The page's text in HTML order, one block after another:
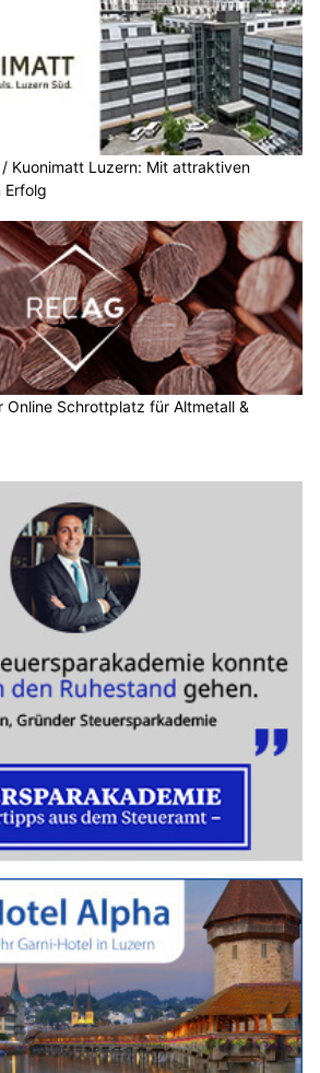
Kuonimatt Luzern: Mit attraktiven
Erfolg
Online Schrottplatz für Altmetall &